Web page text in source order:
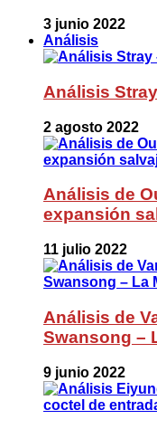
3 junio 2022
Análisis
Análisis
2 agosto 2022
Análisis de
expansión
11 julio 2022
Análisis de
Swansong –
9 junio 2022